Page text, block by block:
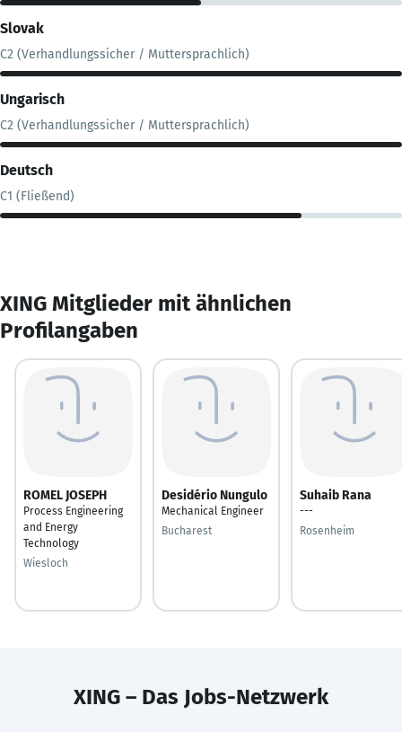
Slovak
C2 (Verhandlungssicher / Muttersprachlich)
Ungarisch
C2 (Verhandlungssicher / Muttersprachlich)
Deutsch
C1 (Fließend)
XING Mitglieder mit ähnlichen
Profilangaben
ROMEL JOSEPH
Process Engineering
and Energy
Technology
Wiesloch
Desidério Nungulo
Mechanical Engineer
Bucharest
Suhaib Rana
---
Rosenheim
XING – Das Jobs-Netzwerk